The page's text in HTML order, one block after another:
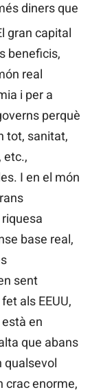
diners que
gran capital
beneficis,
real
i per a
perquè
tot, sanitat,
etc.,
I en el món
base real,
sent
als EEUU,
en
que abans
qualsevol
crac enorme,